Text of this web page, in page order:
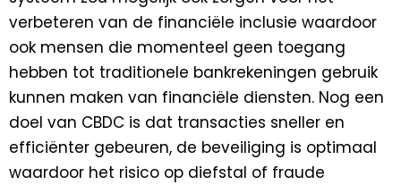
verbeteren van de financiële inclusie waardoor
ook mensen die momenteel geen toegang
hebben tot traditionele bankrekeningen gebruik
kunnen maken van financiële diensten. Nog een
doel van CBDC is dat transacties sneller en
efficiënter gebeuren, de beveiliging is optimaal
waardoor het risico op diefstal of fraude